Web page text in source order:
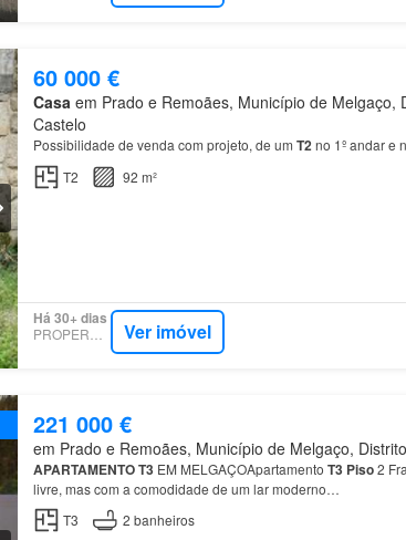
60 000 €
Casa em Prado e Remoães, Município de Melgaço,
Castelo
Possibilidade de venda com projeto, de um T2no 1º andar e
T2
92 m²
Há 30+ dias
Ver imóvel
221 000 €
em Prado e Remoães, Município de Melgaço,
APARTAMENTOT3EM MELGAÇOApartamento T3 Piso2
livre, mas com a comodidade de um lar moderno…
T3
2 banheiros